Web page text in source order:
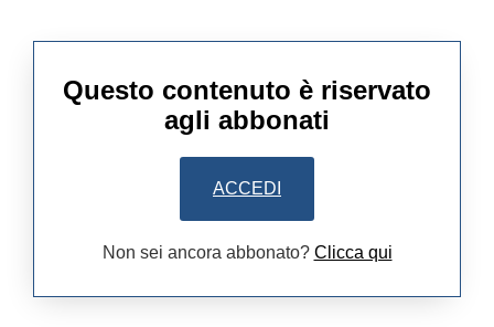
Questo contenuto è riservato
agli abbonati
ACCEDI
Non sei ancora abbonato? Clicca qui